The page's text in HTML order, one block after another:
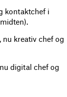
kontaktchef i
kreativ chef og
digital chef og